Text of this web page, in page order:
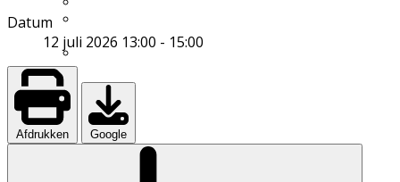
bijzondere groepen
Wandelingen en
UWES wandelingen
Natuurfilmpje kijken
IVN activiteitenfolder
Natuurgebieden
Datum
12 juli 2026 13:00 - 15:00
Afdrukken Google